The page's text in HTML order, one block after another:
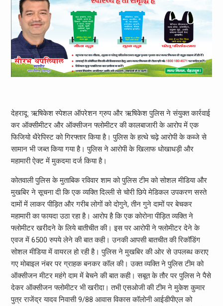
देहरादू: ऋषिकेश स्पेशल ऑपरेशन ग्रुप और ऋषिकेश पुलिस ने संयुक्त कार्रवाई
कर ऑक्सीमीटर और ऑक्सीजन फ्लोमीटर की कालबाजारी के आरोप में एक
फिजियो थैरेपिस्ट को गिरफ्तार किया है। पुलिस के हत्थे चढ़े आरोपी के कब्जे से
सामान भी जब्त किया गया है। पुलिस ने आरोपी के खिलाफ धोखाधड़ी और
महामारी ऐक्ट में मुकदमा दर्ज किया है।
कोतवाली पुलिस के मुताबिक रविवार शाम को पुलिस टीम को सोशल मीडिया और
मुखबिर ने सूचना दी कि एक व्यक्ति दिल्ली से चोरी छिपे मेडिकल उपकरण सस्ते
दामों में लाकर पीड़ित और गरीब लोगों को दोगुने, तीन गुने दामों पर बेचकर
महामारी का फायदा उठा रहा है। आरोप है कि एक कोरोना पीड़ित व्यक्ति ने
फ्लोमीटर खरीदने के लिये बातीचीत की। इस पर आरोपी ने फ्लोमीटर देने के
एवज में 6500 रुपये लेने की बात कही। उनकी आपसी बातचीत की रिकॉडिंग
सोशल मीडिया में वायरल हो रही है। पुलिस ने मुखबिर की ओर से उपलब्ध कराए
गए मोबाइल नंबर पर ग्राहक बनकर कॉल की। उक्त व्यक्ति ने पुलिस टीम को
ऑक्सीजन मीटर महंगे दाम में बेचने की बात कही। सबूत के तौर पर पुलिस ने पैसे
देकर ऑक्सीजन फ्लोमीटर भी खरीदा। तभी एसओजी की टीम ने मुकेश कुमार
पुत्र राजेंद्र यादव निवासी 9/88 आवास विकास कॉलोनी आईडीपीएल को